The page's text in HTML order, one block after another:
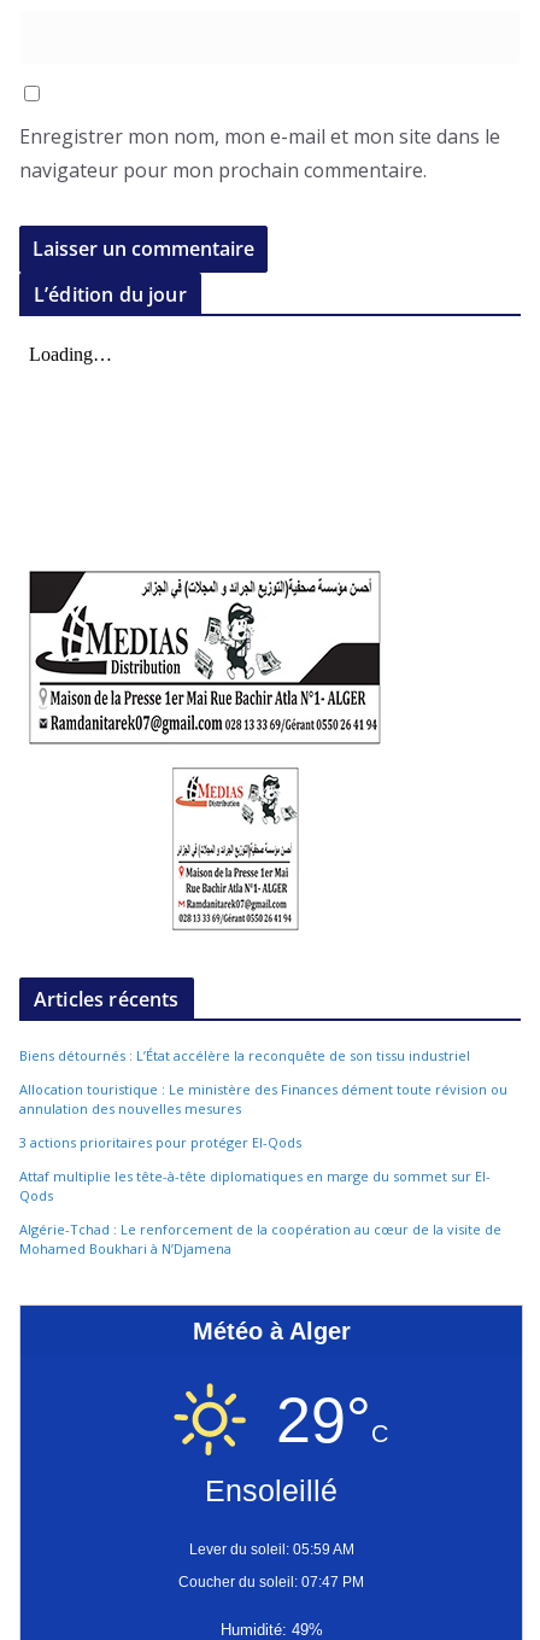
Enregistrer mon nom, mon e-mail et mon site dans le
navigateur pour mon prochain commentaire.
L’édition du jour
Articles récents
Biens détournés : L’État accélère la reconquête de son tissu industriel
Allocation touristique : Le ministère des Finances dément toute révision ou
annulation des nouvelles mesures
3 actions prioritaires pour protéger El-Qods
Attaf multiplie les tête-à-tête diplomatiques en marge du sommet sur El-
Qods
Algérie-Tchad : Le renforcement de la coopération au cœur de la visite de
Mohamed Boukhari à N’Djamena
Météo à Alger
29°C
Ensoleillé
Lever du soleil: 05:59 AM
Coucher du soleil: 07:47 PM
Humidité: 49%